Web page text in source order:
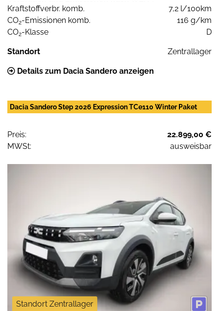
Kraftstoffverbr. komb.
7,2 l/100km
CO2-Emissionen komb.
116 g/km
CO2-Klasse D
Standort Zentrallager
Details zum Dacia Sandero anzeigen
Dacia Sandero Step 2026 Expression TCe110 Winter Paket
Preis:
22.899,00 €
MWSt:
ausweisbar
Standort Zentrallager